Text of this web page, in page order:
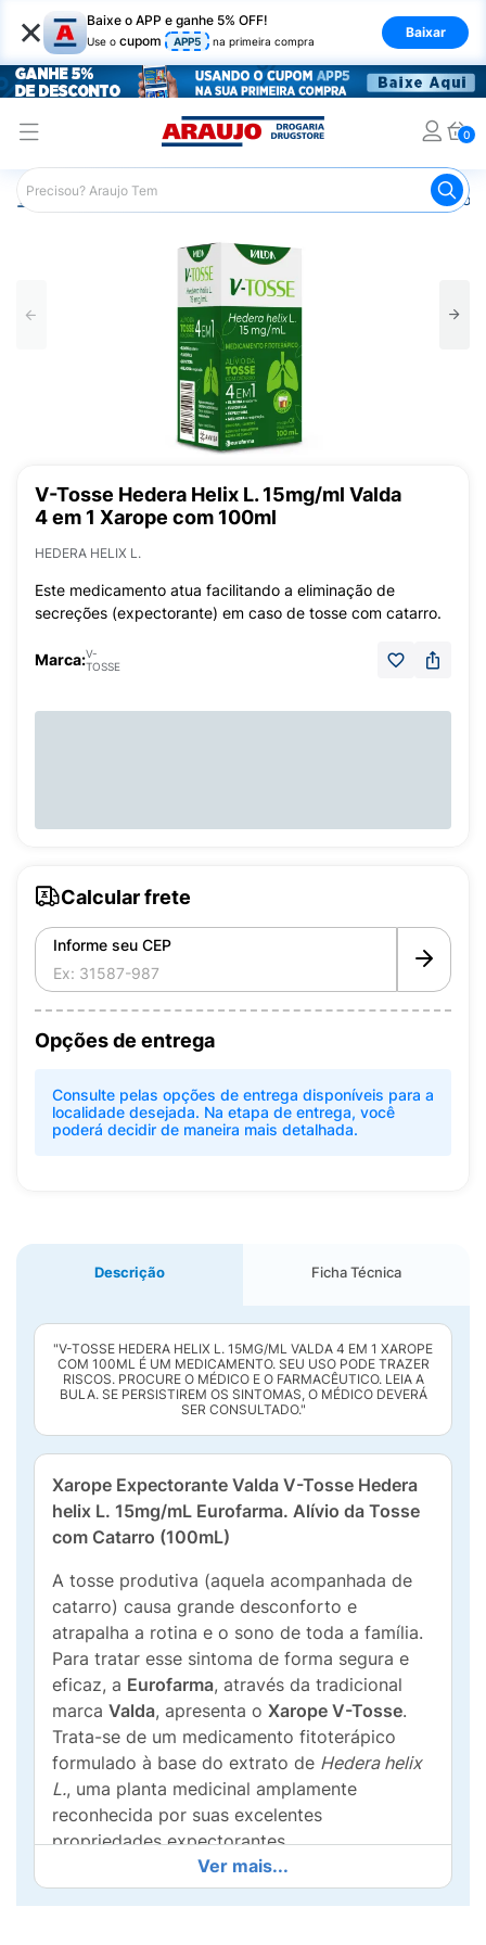
× Baixe o APP e ganhe 5% OFF!
Use o cupom APP5 na primeira compra
Baixar
0
Araujo Medicamentos Remédio para Gripe e Resfriado
V-Tosse Hedera Helix L. 15mg/ml Valda
4 em 1 Xarope com 100ml
HEDERA HELIX L.
Este medicamento atua facilitando a eliminação de
secreções (expectorante) em caso de tosse com catarro.
Marca:V-
TOSSE
Calcular frete
Informe seu CEP
Opções de entrega
Consulte pelas opções de entrega disponíveis para a
localidade desejada. Na etapa de entrega, você
poderá decidir de maneira mais detalhada.
Descrição Ficha Técnica
"V-TOSSE HEDERA HELIX L. 15MG/ML VALDA 4 EM 1 XAROPE
COM 100ML É UM MEDICAMENTO. SEU USO PODE TRAZER
RISCOS. PROCURE O MÉDICO E O FARMACÊUTICO. LEIA A
BULA. SE PERSISTIREM OS SINTOMAS, O MÉDICO DEVERÁ
SER CONSULTADO."
Xarope Expectorante Valda V-Tosse Hedera
helix L. 15mg/mL Eurofarma. Alívio da Tosse
com Catarro (100mL)
A tosse produtiva (aquela acompanhada de
catarro) causa grande desconforto e
atrapalha a rotina e o sono de toda a família.
Para tratar esse sintoma de forma segura e
eficaz, a Eurofarma, através da tradicional
marca Valda, apresenta o Xarope V-Tosse.
Trata-se de um medicamento fitoterápico
formulado à base do extrato de Hedera helix
L., uma planta medicinal amplamente
reconhecida por suas excelentes
propriedades expectorantes.
O grande diferencial do Valda V-Tosse é a sua
exclusiva ação4 em 1. Ao ser ingerido, ele
Ver mais...